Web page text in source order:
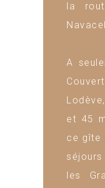
la
A
et 45
ce gîte
les